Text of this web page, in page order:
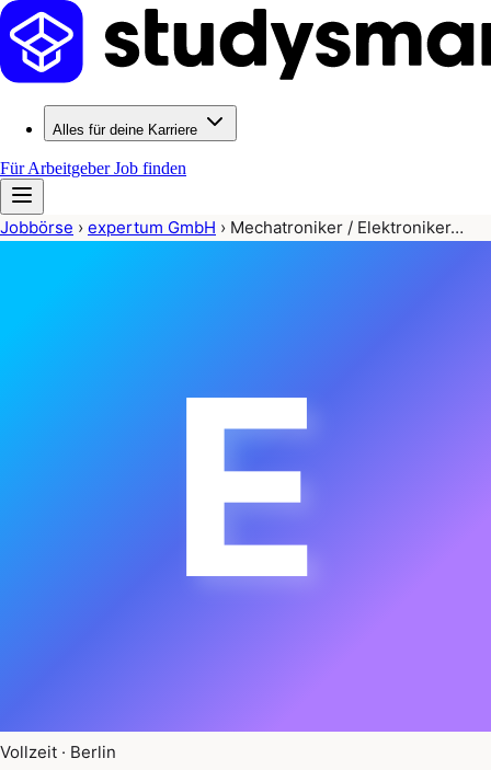
Alles für deine Karriere
Für ArbeitgeberJob finden
Jobbörse › expertum GmbH › Mechatroniker / Elektroniker…
E
Vollzeit · Berlin